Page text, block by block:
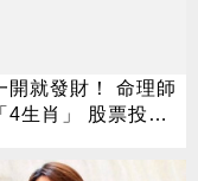
開就發財！ 命理師
4生肖」 股票投資